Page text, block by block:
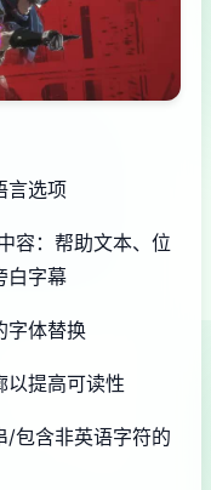
言选项
容：帮助文本、位
白字幕
字体替换
以提高可读性
/包含非英语字符的